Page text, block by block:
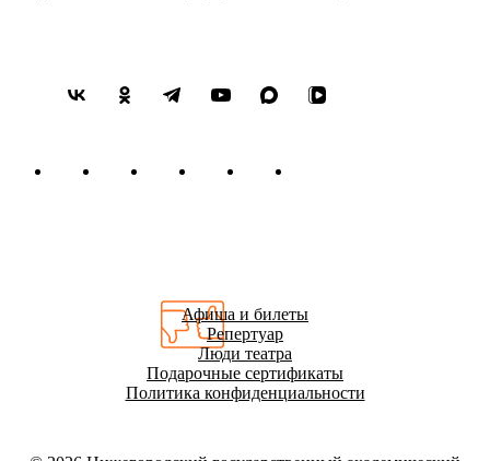
Афиша и билеты
Репертуар
Люди театра
Подарочные сертификаты
Политика конфиденциальности